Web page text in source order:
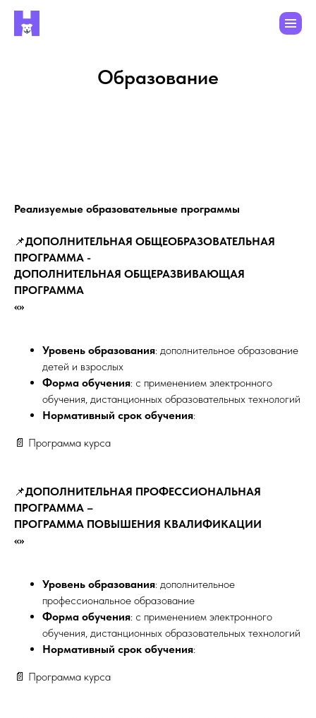
Образование
Реализуемые образовательные программы
📌ДОПОЛНИТЕЛЬНАЯ ОБЩЕОБРАЗОВАТЕЛЬНАЯ
ПРОГРАММА -
ДОПОЛНИТЕЛЬНАЯ ОБЩЕРАЗВИВАЮЩАЯ
ПРОГРАММА
«»
Уровень образования: дополнительное образование
детей и взрослых
Форма обучения: с применением электронного
обучения, дистанционных образовательных технологий
Нормативный срок обучения:
📄 Программа курса
📌ДОПОЛНИТЕЛЬНАЯ ПРОФЕССИОНАЛЬНАЯ
ПРОГРАММА –
ПРОГРАММА ПОВЫШЕНИЯ КВАЛИФИКАЦИИ
«»
Уровень образования: дополнительное
профессиональное образование
Форма обучения: с применением электронного
обучения, дистанционных образовательных технологий
Нормативный срок обучения:
📄 Программа курса